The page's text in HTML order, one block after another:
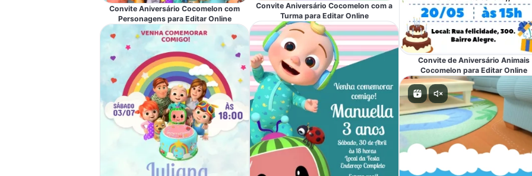
Convite Aniversário Cocomelon com
Personagens para Editar Online
Convite Aniversário Cocomelon com a
Turma para Editar Online
Convite de Aniversário Animais
Cocomelon para Editar Online